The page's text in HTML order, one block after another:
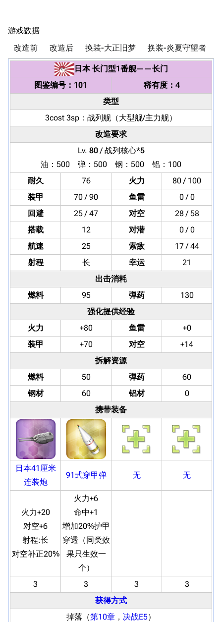
游戏数据
改造前 改造后 换装-大正旧梦 换装-炎夏守望者
日本 长门型1番舰——长门
图鉴编号：101
稀有度：4
类型
3cost 3sp： 战列舰 （大型舰/主力舰）
改造要求
Lv. 80/ 战列核心*5
油：500 弹：500 钢：500 铝：100
耐久
76 火力
80 / 100
装甲
70 / 90 鱼雷
0 / 0
回避
25 / 47 对空
28 / 58
搭载
12 对潜
0 / 0
航速
25 索敌
17 / 44
射程
长 幸运
21
出击消耗
燃料
95 弹药
130
强化提供经验
火力
+80 鱼雷
+0
装甲
+70 对空
+14
拆解资源
燃料
50 弹药
60
钢材
60 铝材
0
携带装备
日本41厘米
连装炮
91式穿甲弹 无 无
火力+20
对空+6
射程:长
对空补正20%
火力+6
命中+1
增加20%护甲
穿透（同类效
果只生效一
个）
3
3 3
3
获得方式
掉落（第10章 ， 决战E5）